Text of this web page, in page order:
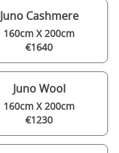
Juno Cashmere
160cm X 200cm
€1640
Juno Wool
160cm X 200cm
€1230